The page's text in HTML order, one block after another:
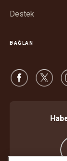
Destek
BAĞLAN